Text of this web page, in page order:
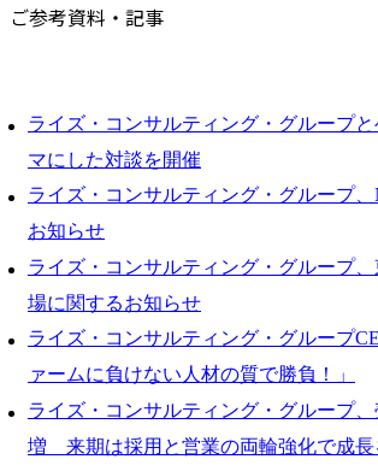
ご参考資料・記事
ライズ・コンサルティング・グループ
マにした対談を開催
ライズ・コンサルティング・グループ
お知らせ
ライズ・コンサルティング・グループ
場に関するお知らせ
ライズ・コンサルティング・グループ
ァームに負けない人材の質で勝負！」
ライズ・コンサルティング・グループ
増 来期は採用と営業の両輪強化で成長